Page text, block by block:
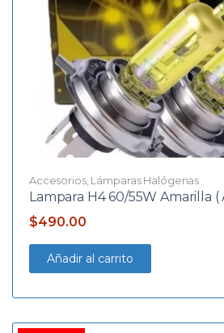
Accesorios, Lámparas Halógenas
Lampara H4 60/55W Amarilla (
$490.00
Añadir al carrito